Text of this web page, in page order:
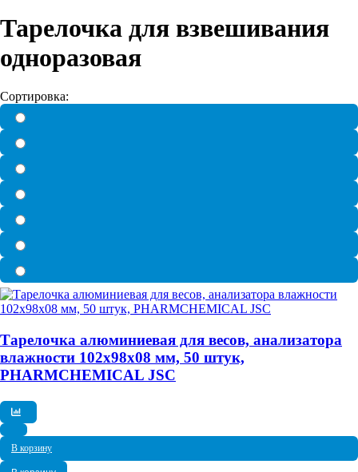
Тарелочка для взвешивания
одноразовая
Сортировка:
Тарелочка алюминиевая для весов, анализатора
влажности 102x98x08 мм, 50 штук,
PHARMCHEMICAL JSC
В корзину